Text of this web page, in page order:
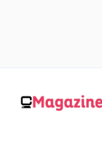
contenuto